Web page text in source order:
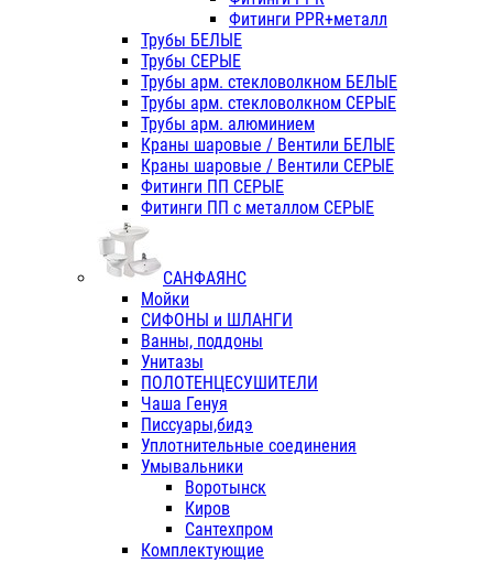
Фитинги PPR+металл
Трубы БЕЛЫЕ
Трубы СЕРЫЕ
Трубы арм. стекловолкном БЕЛЫЕ
Трубы арм. стекловолкном СЕРЫЕ
Трубы арм. алюминием
Краны шаровые / Вентили БЕЛЫЕ
Краны шаровые / Вентили СЕРЫЕ
Фитинги ПП СЕРЫЕ
Фитинги ПП с металлом СЕРЫЕ
САНФАЯНС
Мойки
СИФОНЫ и ШЛАНГИ
Ванны, поддоны
Унитазы
ПОЛОТЕНЦЕСУШИТЕЛИ
Чаша Генуя
Писсуары,бидэ
Уплотнительные соединения
Умывальники
Воротынск
Киров
Сантехпром
Комплектующие